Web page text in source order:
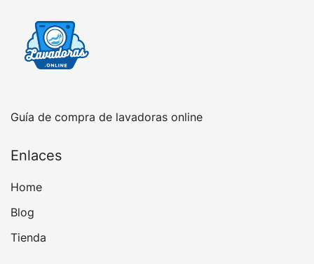
Guía de compra de lavadoras online
Enlaces
Home
Blog
Tienda